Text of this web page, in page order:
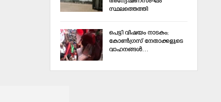
സ്ഥലത്തെത്തി
പെട്ടി വിഷയം നാടകം;
കോണ്‍ഗ്രസ് നേതാക്കളുടെ
വാഹനങ്ങള്‍…